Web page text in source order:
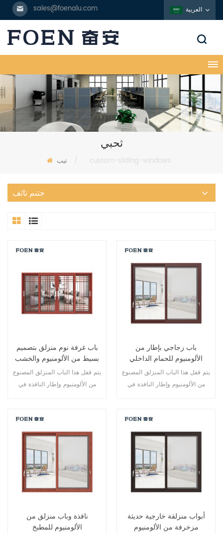
sales@foenalu.com العربية
ثحبي
تيب / custom-sliding-windows
جتنم تائف
باب غرفة نوم منزلق بتصميم
بسيط من الألومنيوم والخشب
يتم قفل هذا الباب المنزلق المصنوع
من الألومنيوم وإطار النافذة في
أنواع مختلفة من الأبواب لتلبية
باب زجاجي بإطار من
الألومنيوم للحمام الداخلي
يتم قفل هذا الباب المنزلق المصنوع
من الألومنيوم وإطار النافذة في
الأبواب لتلبية الاحتياجات المعمارية
المختلفة
نافذة وباب منزلق من
الألومنيوم للمطبخ
أبواب منزلقة خارجية حديثة
مزخرفة من الألومنيوم